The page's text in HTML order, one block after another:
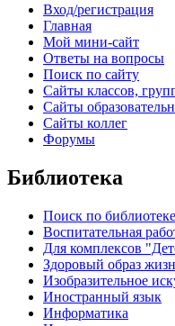
Вход/регистрация
Главная
Мой мини-сайт
Ответы на вопросы
Поиск по сайту
Сайты классов,
Сайты
Сайты коллег
Форумы
Библиотека
Поиск по библиотеке
Воспитательная
Для комплексов
Здоровый образ
Изобразительное
Иностранный язык
Информатика